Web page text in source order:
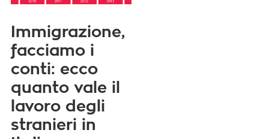
Immigrazione,
facciamo i
conti: ecco
quanto vale il
lavoro degli
stranieri in